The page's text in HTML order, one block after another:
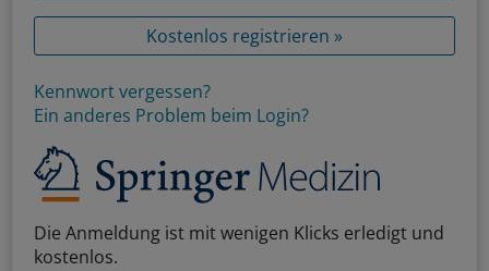
Kostenlos registrieren »
Kennwort vergessen?
Ein anderes Problem beim Login?
Die Anmeldung ist mit wenigen Klicks erledigt und
kostenlos.